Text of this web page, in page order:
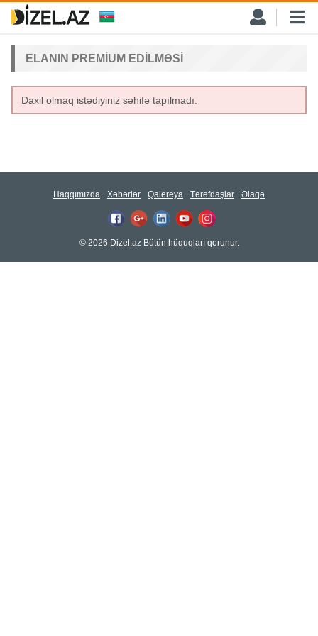
ELANIN PREMIUM EDILMƏSI
Daxil olmaq istədiyiniz səhifə tapılmadı.
Haqqımızda Xəbərlər Qalereya Tərəfdaşlar Əlaqə
© 2026 Dizel.az Bütün hüquqları qorunur.